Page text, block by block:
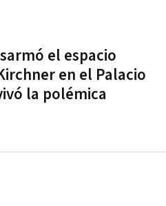
el espacio
en el Palacio
la polémica